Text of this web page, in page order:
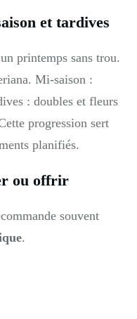
et tardives
printemps sans trou.
Mi-saison :
: doubles et fleurs
progression sert
planifiés.
ou offrir
souvent
.